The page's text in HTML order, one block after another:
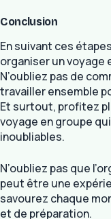
Conclusion
En suivant ces
organiser un voyage
N’oubliez pas de
travailler ensemble
Et surtout, profitez
voyage en groupe
inoubliables.
N’oubliez pas que
peut être une
savourez chaque
et de préparation.